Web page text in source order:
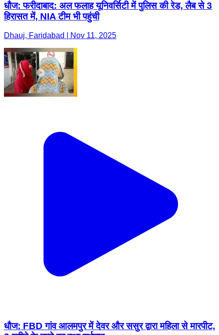
धौज: फरीदाबाद: अल फलाह यूनिवर्सिटी में पुलिस की रेड, लैब से 3
हिरासत में, NIA टीम भी पहुंची
Dhauj, Faridabad | Nov 11, 2025
धौज: FBD गांव आलमपुर में देवर और ससुर द्वारा महिला से मारपीट,